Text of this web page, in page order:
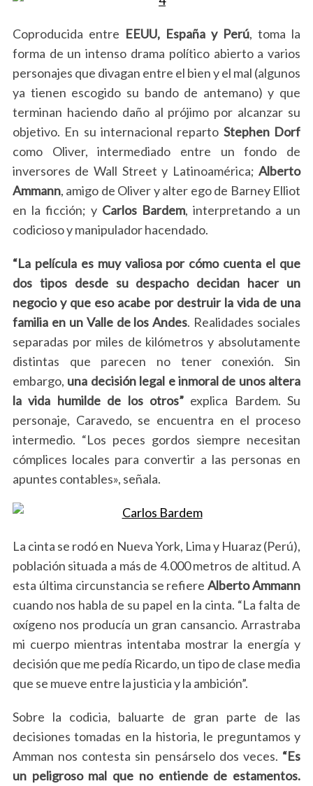
Coproducida entre EEUU, España y Perú, toma la
forma de un intenso drama político abierto a varios
personajes que divagan entre el bien y el mal (algunos
ya tienen escogido su bando de antemano) y que
terminan haciendo daño al prójimo por alcanzar su
objetivo. En su internacional reparto Stephen Dorf
como Oliver, intermediado entre un fondo de
inversores de Wall Street y Latinoamérica;Alberto
Ammann, amigo de Oliver y alter ego de Barney Elliot
en la ficción; y Carlos Bardem, interpretando a un
codicioso y manipulador hacendado.
“La película es muy valiosa por cómo cuenta el que
dos tipos desde su despacho decidan hacer un
negocio y que eso acabe por destruir la vida de una
familia en un Valle de los Andes. Realidades sociales
separadas por miles de kilómetros y absolutamente
distintas que parecen no tener conexión. Sin
embargo, una decisión legal e inmoral de unos altera
la vida humilde de los otros”explica Bardem. Su
personaje, Caravedo, se encuentra en el proceso
intermedio. “Los peces gordos siempre necesitan
cómplices locales para convertir a las personas en
apuntes contables», señala.
La cinta se rodó en Nueva York, Lima y Huaraz (Perú),
población situada a más de 4.000 metros de altitud. A
esta última circunstancia se refiereAlberto Ammann
cuando nos habla de su papel en la cinta. “La falta de
oxígeno nos producía un gran cansancio. Arrastraba
mi cuerpo mientras intentaba mostrar la energía y
decisión que me pedía Ricardo, un tipo de clase media
que se mueve entre la justicia y la ambición”.
Sobre la codicia, baluarte de gran parte de las
decisiones tomadas en la historia, le preguntamos y
Amman nos contesta sin pensárselo dos veces. “Es
un peligroso mal que no entiende de estamentos.
a
c
h
f
o
: